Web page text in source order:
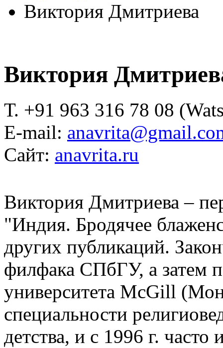
Виктория Дмитриева
Виктория
Т. +91 963 316 78 08
E-mail:
Сайт: anavrita.ru
Виктория Дмитриева –
"Индия. Бродячее
других публикаций.
филфака СПбГУ, а затем
университета McGill
специальности
детства, и с 1996 г.